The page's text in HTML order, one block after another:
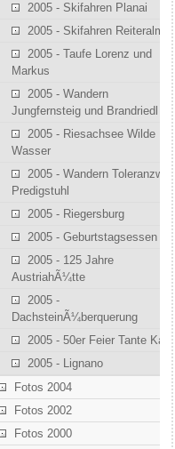
2005 - Skifahren Planai
2005 - Skifahren Reiteralm
2005 - Taufe Lorenz und
Markus
2005 - Wandern
Jungfernsteig und Brandriedl
2005 - Riesachsee Wilde
Wasser
2005 - Wandern Toleranzweg
Predigstuhl
2005 - Riegersburg
2005 - Geburtstagsessen
2005 - 125 Jahre
AustriahÃ¼tte
2005 -
DachsteinÃ¼berquerung
2005 - 50er Feier Tante Kathi
2005 - Lignano
Fotos 2004
Fotos 2002
Fotos 2000